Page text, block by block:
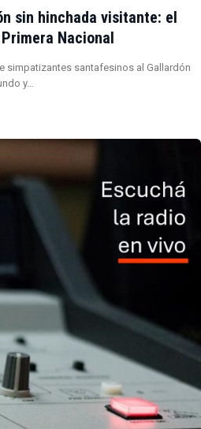
sin hinchada visitante: el
Nacional
simpatizantes santafesinos al Gallardón
y…